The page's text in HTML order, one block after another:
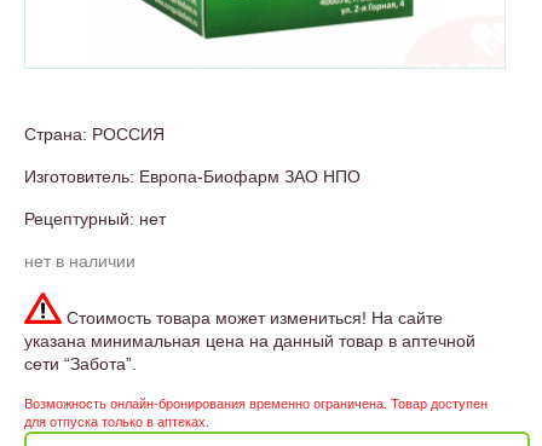
Страна: РОССИЯ
Изготовитель: Европа-Биофарм ЗАО НПО
Рецептурный: нет
нет в наличии
Стоимость товара может измениться! На сайте
указана минимальная цена на данный товар в аптечной
сети “Забота”.
Возможность онлайн-бронирования временно ограничена. Товар доступен
для отпуска только в аптеках.